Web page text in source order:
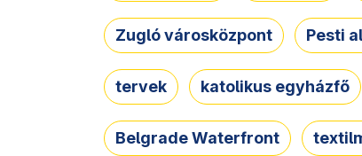
Zugló városközpont Pesti
tervek katolikus egyházfő
Belgrade Waterfront